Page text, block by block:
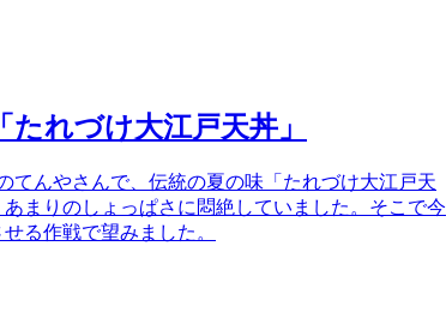
れづけ大江戸天丼」
てんやさんで、伝統の夏の味「たれづけ大江戸天
まりのしょっぱさに悶絶していました。そこで今
る作戦で望みました。